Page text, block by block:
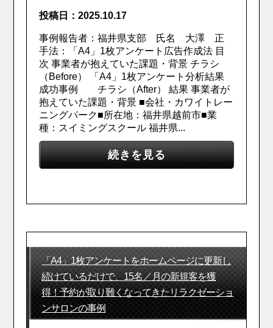
投稿日：2025.10.17
事例報告者：福井県支部 氏名 大澤 正
手法：「A4」1枚アンケート広告作成法 目
次 事業者が抱えていた課題・背景 チラシ
（Before） 「A4」1枚アンケート分析結果
成功事例 チラシ（After） 結果 事業者が
抱えていた課題・背景 ■会社・カワイトレー
ニングパーク■所在地：福井県越前市■業
種：スイミングスクール 福井県...
続きを見る
「A4」1枚アンケートをホームページに更新し
続けているだけで、15名／月の新規客を獲
得！予約が取り難くなってきたリラクゼーショ
ンサロンの事例